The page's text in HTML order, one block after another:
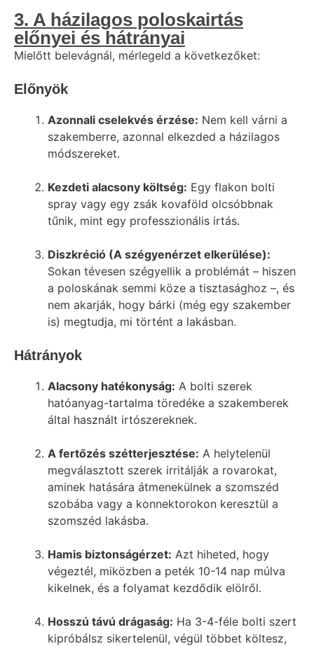
3. A házilagos poloskairtás
előnyei és hátrányai
Mielőtt belevágnál, mérlegeld a következőket:
Előnyök
Azonnali cselekvés érzése: Nem kell várni a
szakemberre, azonnal elkezded a házilagos
módszereket.
Kezdeti alacsony költség: Egy flakon bolti
spray vagy egy zsák kovaföld olcsóbbnak
tűnik, mint egy professzionális irtás.
Diszkréció (A szégyenérzet elkerülése):
Sokan tévesen szégyellik a problémát – hiszen
a poloskának semmi köze a tisztasághoz –, és
nem akarják, hogy bárki (még egy szakember
is) megtudja, mi történt a lakásban.
Hátrányok
Alacsony hatékonyság: A bolti szerek
hatóanyag-tartalma töredéke a szakemberek
által használt irtószereknek.
A fertőzés szétterjesztése: A helytelenül
megválasztott szerek irritálják a rovarokat,
aminek hatására átmenekülnek a szomszéd
szobába vagy a konnektorokon keresztül a
szomszéd lakásba.
Hamis biztonságérzet: Azt hiheted, hogy
végeztél, miközben a peték 10-14 nap múlva
kikelnek, és a folyamat kezdődik elölről.
Hosszú távú drágaság: Ha 3-4-féle bolti szert
kipróbálsz sikertelenül, végül többet költesz,